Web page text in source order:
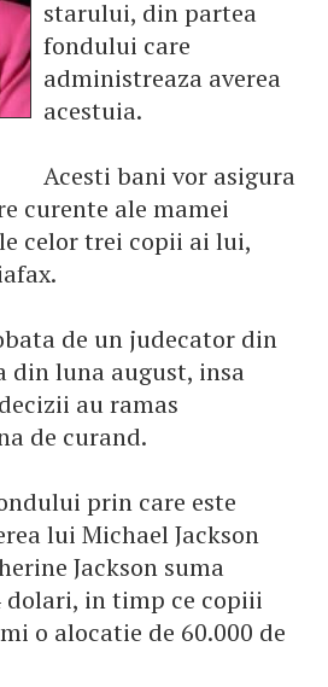
starului, din partea
fondului care
administreaza averea
acestuia.
Acesti bani vor asigura
curente ale mamei
celor trei copii ai lui,
de un judecator din
din luna august, insa
au ramas
de curand.
prin care este
lui Michael Jackson
Jackson suma
dolari, in timp ce copiii
o alocatie de 60.000 de